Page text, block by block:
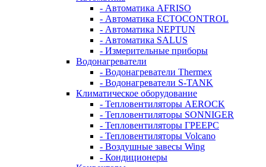
- Автоматика AFRISO
- Автоматика ECTOCONTROL
- Автоматика NEPTUN
- Автоматика SALUS
- Измерительные приборы
Водонагреватели
- Водонагреватели Thermex
- Водонагреватели S-TANK
Климатическое оборудование
- Тепловентиляторы AEROCK
- Тепловентиляторы SONNIGER
- Тепловентиляторы ГРЕЕРС
- Тепловентиляторы Volcano
- Воздушные завесы Wing
- Кондиционеры